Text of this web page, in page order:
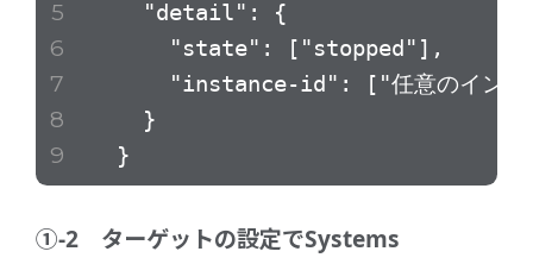
"detail": {
"state": ["stopped"],
"instance-id": ["任意のインスタ
}
}
①-2 ターゲットの設定でSystems